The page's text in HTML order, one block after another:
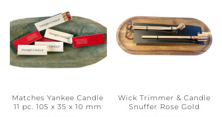
Matches Yankee Candle
11 pc. 105 x 35 x 10 mm
Wick Trimmer & Candle
Snuffer Rose Gold